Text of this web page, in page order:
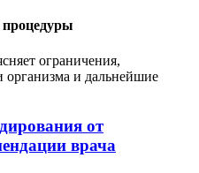
ограничения,
и дальнейшие
от
врача